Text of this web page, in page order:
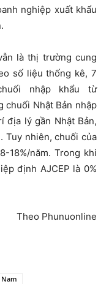
nghiệp xuất khẩu
là thị trường cung
số liệu thống kê, 7
nhập khẩu từ
chuối Nhật Bản nhập
địa lý gần Nhật Bản,
Tuy nhiên, chuối của
18%/năm. Trong khi
định AJCEP là 0%
Theo Phunuonline